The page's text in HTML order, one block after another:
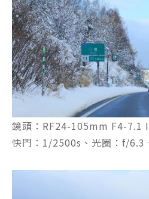
鏡頭：RF24-105mm F4-7.1
快門：1/2500s、光圈：f/6.3